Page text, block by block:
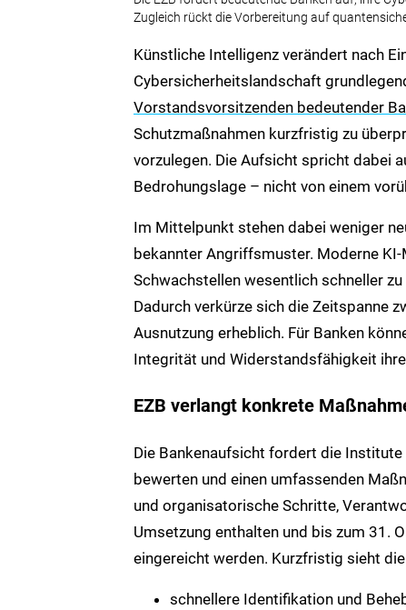
Zugleich rückt die Vorbereitung auf
Künstliche Intelligenz verändert nach
Cybersicherheitslandschaft
Vorstandsvorsitzenden bedeutender
Schutzmaßnahmen kurzfristig zu
vorzulegen. Die Aufsicht spricht dabei
Bedrohungslage – nicht von einem
Im Mittelpunkt stehen dabei weniger
bekannter Angriffsmuster. Moderne
Schwachstellen wesentlich schneller
Dadurch verkürze sich die Zeitspanne
Ausnutzung erheblich. Für Banken
Integrität und Widerstandsfähigkeit
EZB verlangt konkrete
Die Bankenaufsicht fordert die
bewerten und einen umfassenden
und organisatorische Schritte,
Umsetzung enthalten und bis zum 31.
eingereicht werden. Kurzfristig sieht
schnellere Identifikation und